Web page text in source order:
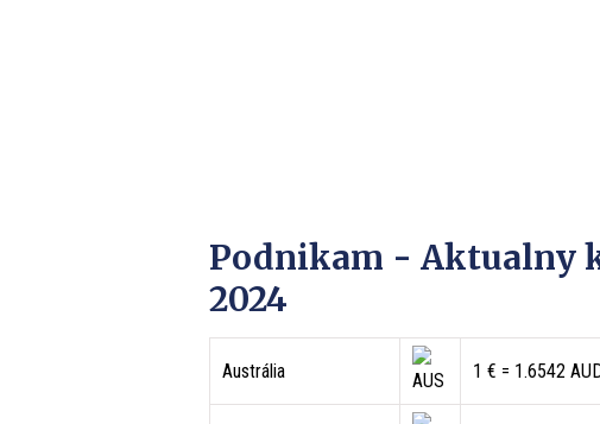
Podnikam - Aktualny
2024
Austrália 1 € = 1.6542